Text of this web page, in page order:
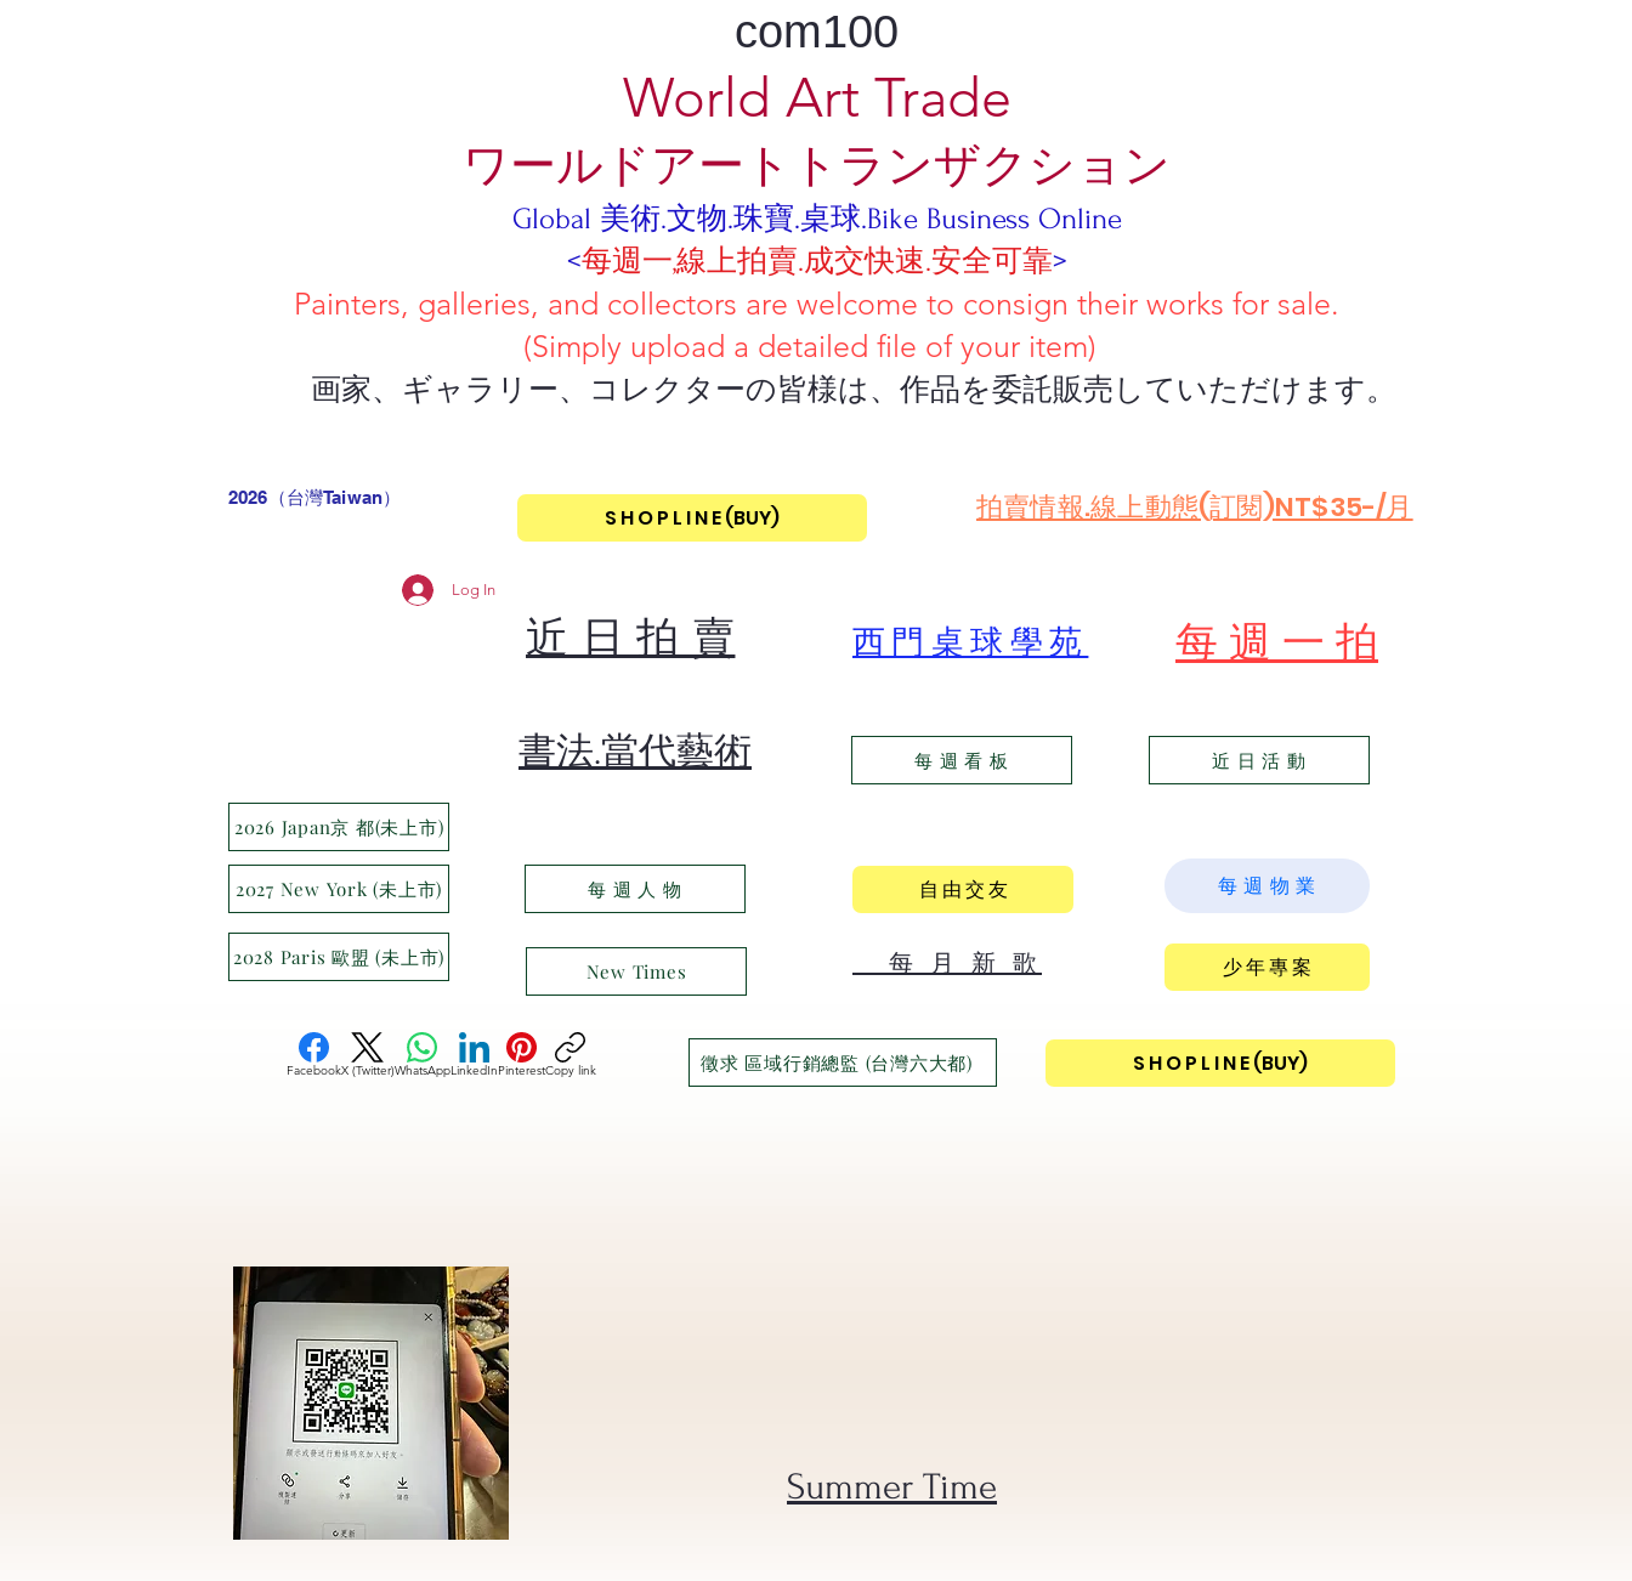
com100
World Art Trade
ワールドアートトランザクション
Global 美術.文物.珠寶.桌球.Bike Business Online
<每週一,線上拍賣.成交快速.安全可靠>
Painters, galleries, and collectors are welcome to consign their works for sale.
(Simply upload a detailed file of your item)
画家、ギャラリー、コレクターの皆様は、作品を委託販売していただけます。
2026（台灣Taiwan）
S H O P L I N E (BUY) ​拍賣情報.線上動態(訂閱)NT$35-/月
Log In
​近 日 拍 賣 ​西門桌球學苑 ​每 週 一 拍
每 週 看 板 近 日 活 動
2026 Japan京 都(未上市)
2027 New York (未上市)
2028 Paris 歐盟 (未上市)
每 週 人 物
New Times
自 由 交 友
​ 每 月 新 歌
每 週 物 業
少 年 專 案
FacebookX (Twitter)WhatsAppLinkedInPinterestCopy link 徵求 區域行銷總監 (台灣六大都) S H O P L I N E (BUY)
Summer Time
​書法.當代藝術